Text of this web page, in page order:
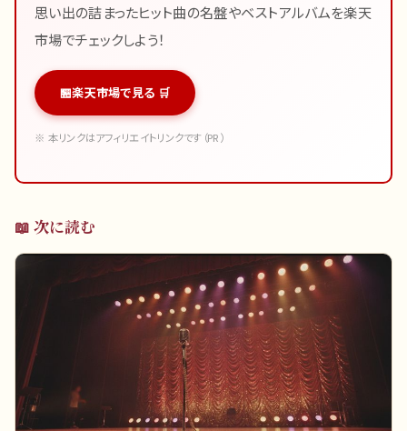
思い出の詰まったヒット曲の名盤やベストアルバムを楽天
市場でチェックしよう！
楽天市場で見る 🛒
※ 本リンクはアフィリエイトリンクです（PR）
📖 次に読む